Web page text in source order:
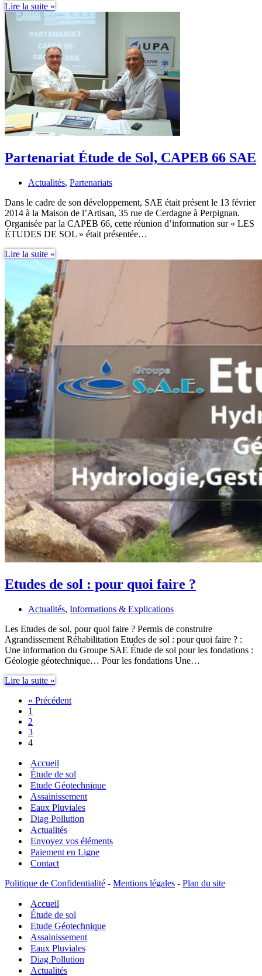
Lire la suite »
norme
NF-
P-
94-
500
étude
géotechnique
Partenariat Étude de Sol, CAPEB 66 SAE
Actualités, Partenariats
Dans le cadre de son développement, SAE était présent le 13 février
2014 à la Maison de l’Artisan, 35 rue de Cerdagne à Perpignan.
Organisée par la CAPEB 66, cette réunion d’information sur « LES
ÉTUDES DE SOL » était présentée…
Lire la suite »
Étude
de
Sol,
CAPEB
66
SAE
Etudes de sol : pour quoi faire ?
Actualités, Informations & Explications
Les Etudes de sol, pour quoi faire ? Permis de construire
Agrandissement Réhabilitation Etudes de sol : pour quoi faire ? :
Une information du Groupe SAE Étude de sol pour les fondations :
Géologie géotechnique… Pour les fondations Une…
Lire la suite »
sol
« Précédent
1
2
3
4
Accueil
Étude de sol
Etude Géotechnique
Assainissement
Eaux Pluviales
Diag Pollution
Actualités
Envoyez vos éléments
Paiement en Ligne
Contact
Politique de Confidentialité - Mentions légales - Plan du site
Accueil
Étude de sol
Etude Géotechnique
Assainissement
Eaux Pluviales
Diag Pollution
Actualités